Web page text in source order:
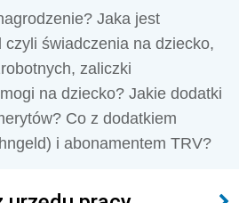
Jaka jest
świadczenia na dziecko,
zaliczki
na dziecko? Jakie dodatki
Co z dodatkiem
i abonamentem TRV?